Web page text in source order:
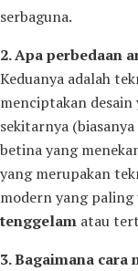
serbaguna.
2. Apa perbedaan
Keduanya adalah
menciptakan
sekitarnya
betina yang
yang merupakan
modern yang
tenggelam atau
3. Bagaimana